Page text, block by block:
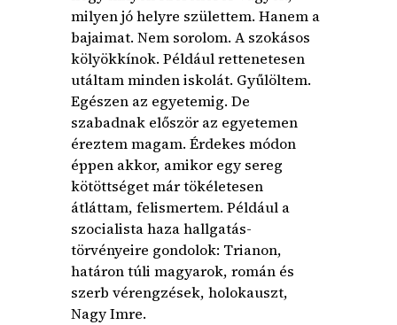
milyen jó helyre születtem. Hanem a
bajaimat. Nem sorolom. A szokásos
kölyökkínok. Például rettenetesen
utáltam minden iskolát. Gyűlöltem.
Egészen az egyetemig. De
szabadnak először az egyetemen
éreztem magam. Érdekes módon
éppen akkor, amikor egy sereg
kötöttséget már tökéletesen
átláttam, felismertem. Például a
szocialista haza hallgatás-
törvényeire gondolok: Trianon,
határon túli magyarok, román és
szerb vérengzések, holokauszt,
Nagy Imre.